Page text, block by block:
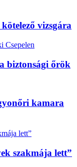
vizsgára
biztonsági őrök
kamara
szakmája lett”